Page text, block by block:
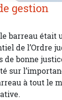
gestion
barreau était
de l’Ordre
de bonne
sur
à tout le